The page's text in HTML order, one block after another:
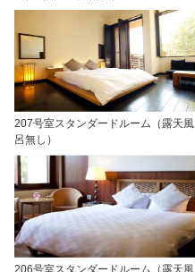
207号室スタンダードルーム（露天風
呂無し）
206号室スタンダードルーム（露天風